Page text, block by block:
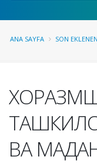
ANA SAYFA SON
ВА